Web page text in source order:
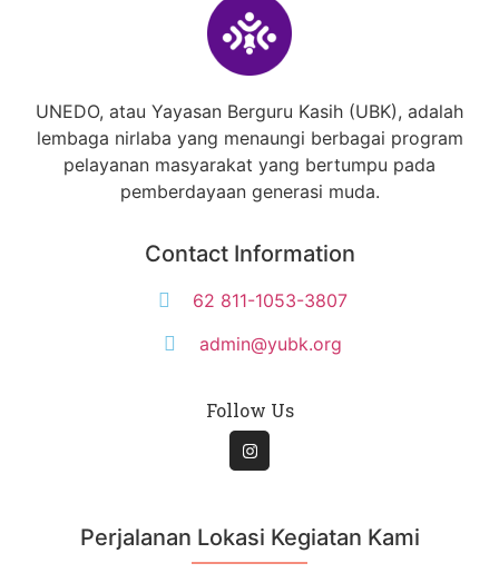
UNEDO, atau Yayasan Berguru Kasih (UBK), adalah
lembaga nirlaba yang menaungi berbagai program
pelayanan masyarakat yang bertumpu pada
pemberdayaan generasi muda.
Contact Information
62 811-1053-3807
admin@yubk.org
Follow Us
Perjalanan Lokasi Kegiatan Kami